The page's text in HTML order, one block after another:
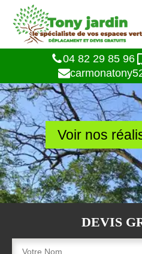
04 82 29 85 96
Voir nos
DEVIS